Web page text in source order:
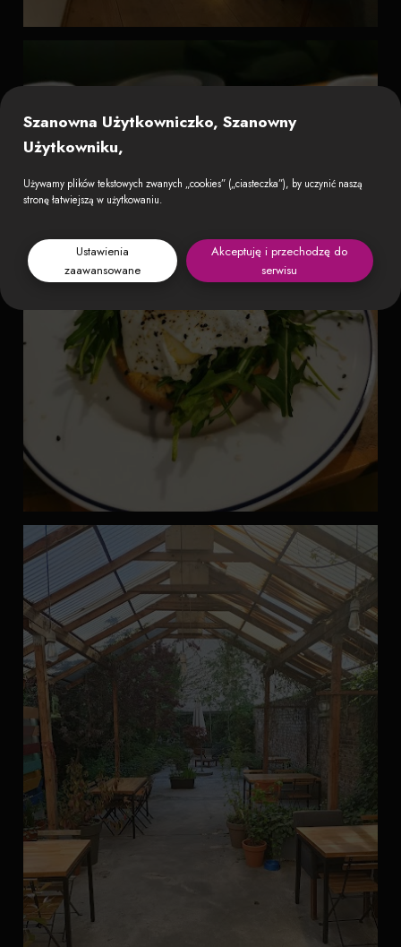
Szanowna Użytkowniczko, Szanowny
Użytkowniku,
Używamy plików tekstowych zwanych „cookies” („ciasteczka”), by uczynić naszą
stronę łatwiejszą w użytkowaniu.
Ustawienia
zaawansowane
Akceptuję i przechodzę do
serwisu